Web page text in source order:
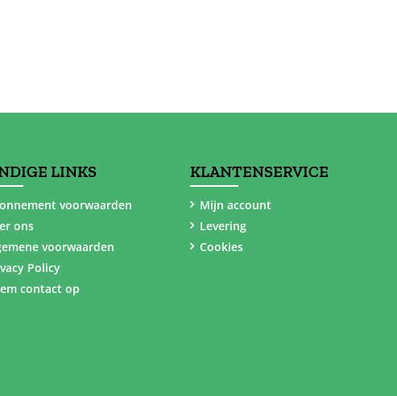
LINKS
voorwaarden
ons
voorwaarden
Policy
contact op
KLANTENSERVICE
Mijn account
Levering
Cookies